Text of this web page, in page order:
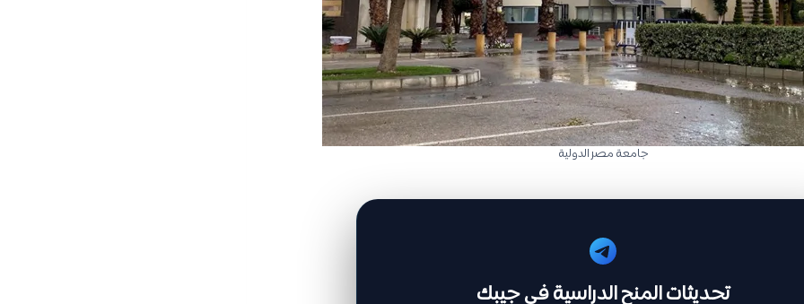
جامعة مصر الدولية
تحديثات المنح الدراسية في جيبك